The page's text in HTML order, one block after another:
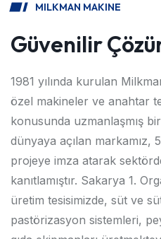
MILKMAN MAKINE
Güvenilir
1981 yılında kurulan
özel makineler ve anahtar
konusunda uzmanlaşmış
dünyaya açılan markamız,
projeye imza atarak
kanıtlamıştır. Sakarya 1.
üretim tesisimizde, süt ve
pastörizasyon sistemleri,